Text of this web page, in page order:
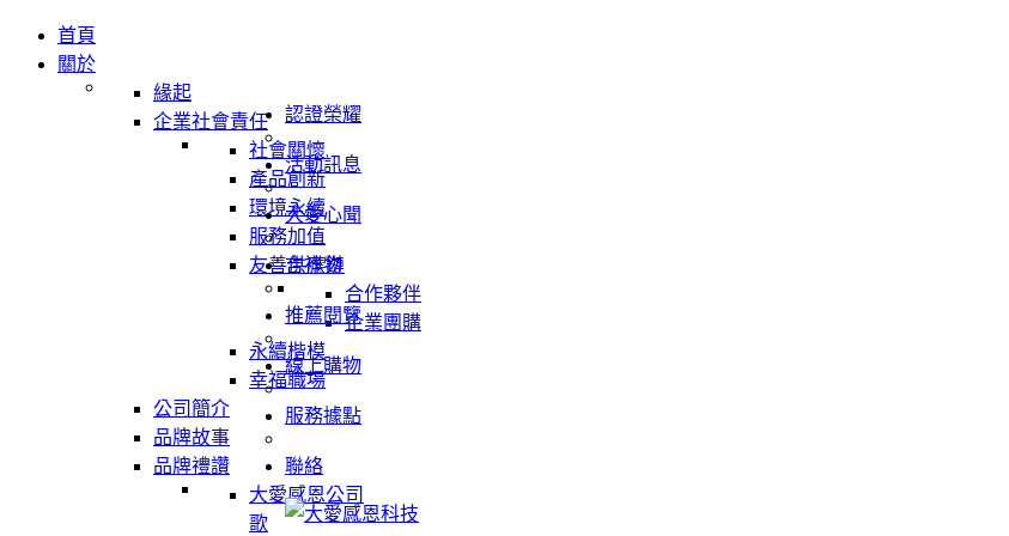
首頁
關於
緣起
企業社會責任
社會關懷
產品創新
環境永續
服務加值
友善供應鏈
合作夥伴
企業團購
永續楷模
幸福職場
公司簡介
品牌故事
品牌禮讚
大愛感恩公司
歌
認證榮耀
活動訊息
大愛心聞
吉祥物
推薦閱覽
線上購物
服務據點
聯絡